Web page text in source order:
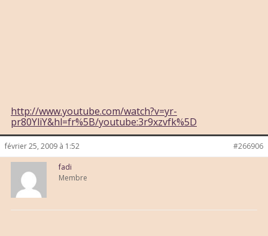
http://www.youtube.com/watch?v=yr-
pr80YliY&hl=fr%5B/youtube:3r9xzvfk%5D
février 25, 2009 à 1:52 #266906
fadi
Membre